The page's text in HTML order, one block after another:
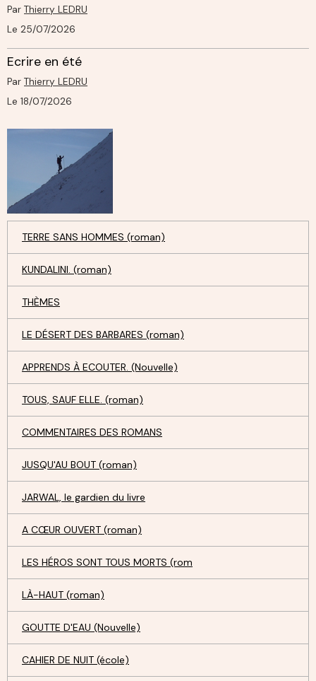
Par Thierry LEDRU
Le 25/07/2026
Ecrire en été
Par Thierry LEDRU
Le 18/07/2026
TERRE SANS HOMMES (roman)
KUNDALINI. (roman)
THÈMES
LE DÉSERT DES BARBARES (roman)
APPRENDS À ECOUTER. (Nouvelle)
TOUS, SAUF ELLE. (roman)
COMMENTAIRES DES ROMANS
JUSQU'AU BOUT (roman)
JARWAL, le gardien du livre
A CŒUR OUVERT (roman)
LES HÉROS SONT TOUS MORTS (rom
LÀ-HAUT (roman)
GOUTTE D'EAU (Nouvelle)
CAHIER DE NUIT (école)